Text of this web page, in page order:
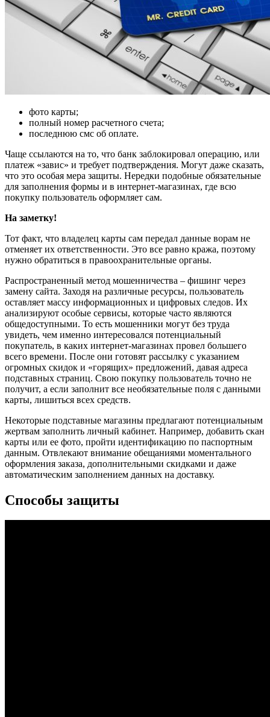
фото карты;
полный номер расчетного счета;
последнюю смс об оплате.
Чаще ссылаются на то, что банк заблокировал операцию, или
платеж «завис» и требует подтверждения. Могут даже сказать,
что это особая мера защиты. Нередки подобные обязательные
для заполнения формы и в интернет-магазинах, где всю
покупку пользователь оформляет сам.
На заметку!
Тот факт, что владелец карты сам передал данные ворам не
отменяет их ответственности. Это все равно кража, поэтому
нужно обратиться в правоохранительные органы.
Распространенный метод мошенничества – фишинг через
замену сайта. Заходя на различные ресурсы, пользователь
оставляет массу информационных и цифровых следов. Их
анализируют особые сервисы, которые часто являются
общедоступными. То есть мошенники могут без труда
увидеть, чем именно интересовался потенциальный
покупатель, в каких интернет-магазинах провел большего
всего времени. После они готовят рассылку с указанием
огромных скидок и «горящих» предложений, давая адреса
подставных страниц. Свою покупку пользователь точно не
получит, а если заполнит все необязательные поля с данными
карты, лишиться всех средств.
Некоторые подставные магазины предлагают потенциальным
жертвам заполнить личный кабинет. Например, добавить скан
карты или ее фото, пройти идентификацию по паспортным
данным. Отвлекают внимание обещаниями моментального
оформления заказа, дополнительными скидками и даже
автоматическим заполнением данных на доставку.
Способы защиты